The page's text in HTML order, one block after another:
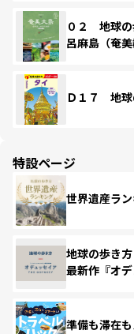
０２ 地球
呂麻島（奄
Ｄ１７ 地
特設ページ
世界遺産ラ
地球の歩き
最新作『オデ
準備も滞在